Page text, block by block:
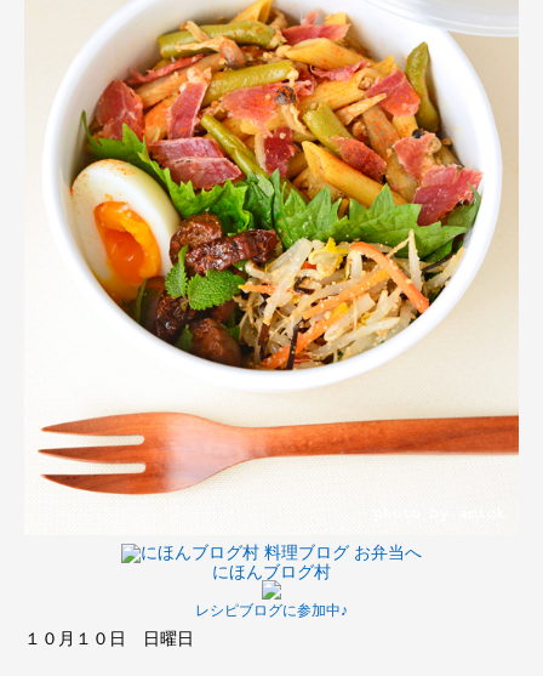
にほんブログ村
レシピブログに参加中♪
１０月１０日 日曜日